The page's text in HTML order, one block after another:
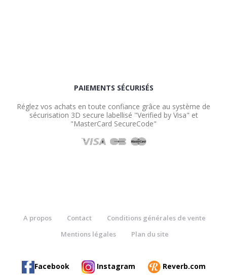
PAIEMENTS SÉCURISÉS
Réglez vos achats en toute confiance grâce au système de
sécurisation 3D secure labellisé "Verified by Visa" et
"MasterCard SecureCode"
A propos Contact
Conditions générales de vente
Mentions légales
Plan du site
Facebook Instagram Reverb.com